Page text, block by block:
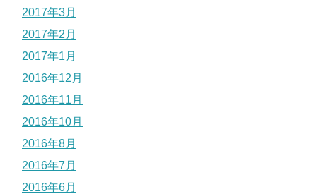
2017年3月
2017年2月
2017年1月
2016年12月
2016年11月
2016年10月
2016年8月
2016年7月
2016年6月